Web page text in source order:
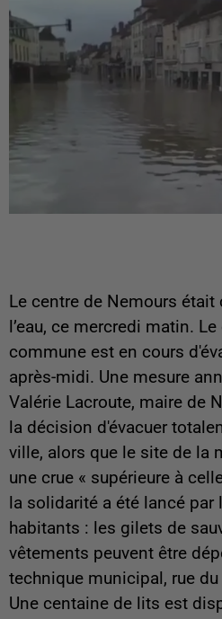
Le centre de Nemours était
l’eau, ce mercredi matin. Le
commune est en cours
après-midi. Une mesure
Valérie Lacroute, maire de
la décision d'évacuer
ville, alors que le site de la
une crue « supérieure à
la solidarité a été lancé par
habitants : les gilets de
vêtements peuvent être
technique municipal, rue du
Une centaine de lits est